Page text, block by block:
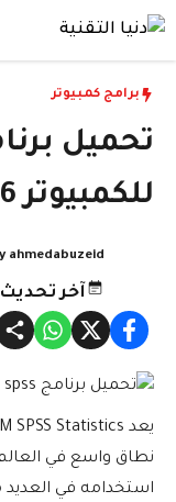
انتقل
برامج كمبيوتر
للكمبيوتر 2026 مجانا
ahmedabuzeid
آخر تحديث بتاريخ
يعد IBM SPSS Statistics
نطاق واسع في
استخدامه في العديد